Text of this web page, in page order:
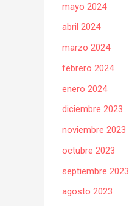
mayo 2024
abril 2024
marzo 2024
febrero 2024
enero 2024
diciembre 2023
noviembre 2023
octubre 2023
septiembre 2023
agosto 2023